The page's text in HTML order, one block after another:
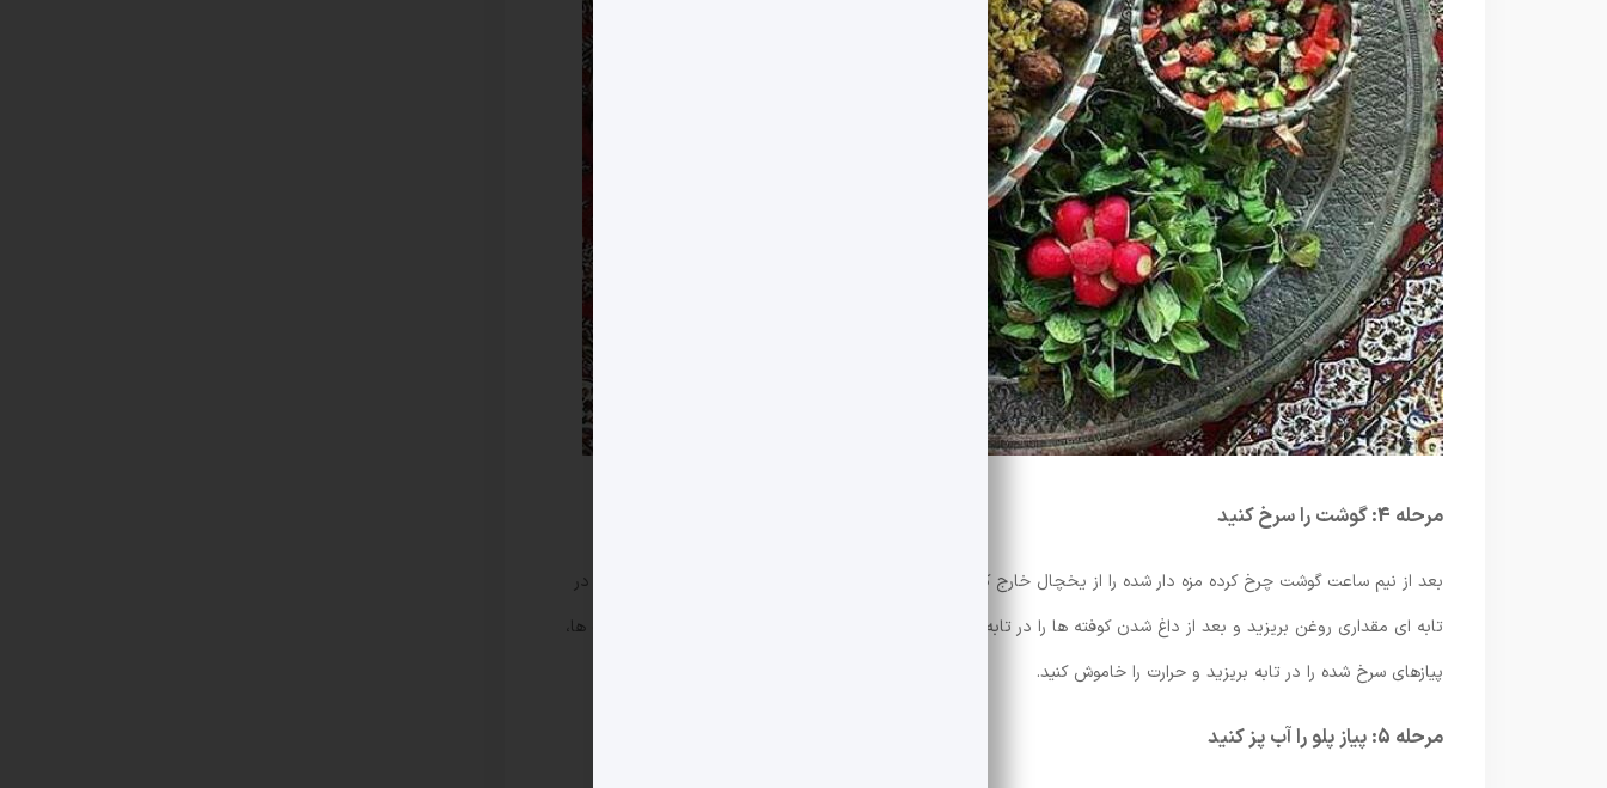
مرحله 4: گوشت را سرخ کنید
بعد از نیم ساعت گوشت چرخ کرده مزه دار شده را از یخچال خارج کنید. سپس به اندازه گردو گرد کنید تا مواد به دست بیاید. در
تابه ای مقداری روغن بریزید و بعد از داغ شدن کوفته ها را در تابه بچینید تا سرخ شوند. در نهایت پس از سرخ شدن گوشت ها،
پیازهای سرخ شده را در تابه بریزید و حرارت را خاموش کنید.
مرحله 5: پیاز پلو را آب پز کنید